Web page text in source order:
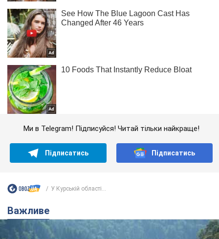
Ми в Telegram! Підписуйся! Читай тільки найкраще!
Підписатись Підписатись
У Курській області...
Важливе